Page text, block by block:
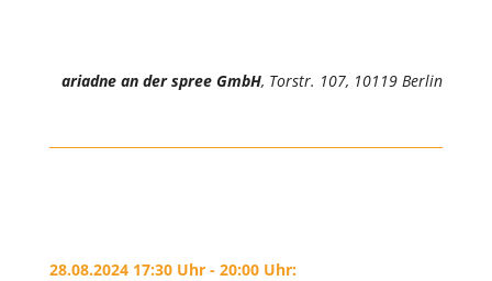
ariadne an der spree GmbH, Torstr. 107, 10119 Berlin
28.08.2024 17:30 Uhr - 20:00 Uhr: